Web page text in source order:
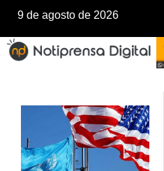
9 de agosto de 2026